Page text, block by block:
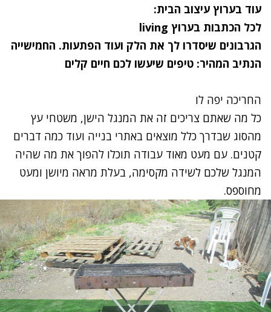
עוד בערוץ עיצוב הבית:
לכל הכתבות בערוץ living
הגרבונים שיסדרו לך את הלק ועוד הפתעות. החמישייה
הנתיב המהיר: טיפים שיעשו לכם חיים קלים
החריכה יפה לו
כל מה שאתם צריכים זה את המנגל הישן, משטחי עץ
מהסוג שבדרך כלל מוצאים באתרי בנייה ועוד כמה דברים
קטנים. עם מעט מאוד עבודה תוכלו להפוך את מה שהיה
המנגל שלכם לשידה מקסימה, בעלת מראה מיושן ומעט
מחוספס.